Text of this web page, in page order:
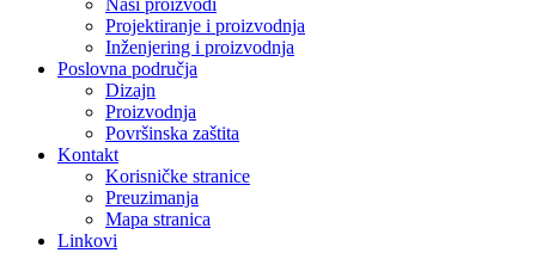
Naši proizvodi
Projektiranje i proizvodnja
Inženjering i proizvodnja
Poslovna područja
Dizajn
Proizvodnja
Površinska zaštita
Kontakt
Korisničke stranice
Preuzimanja
Mapa stranica
Linkovi